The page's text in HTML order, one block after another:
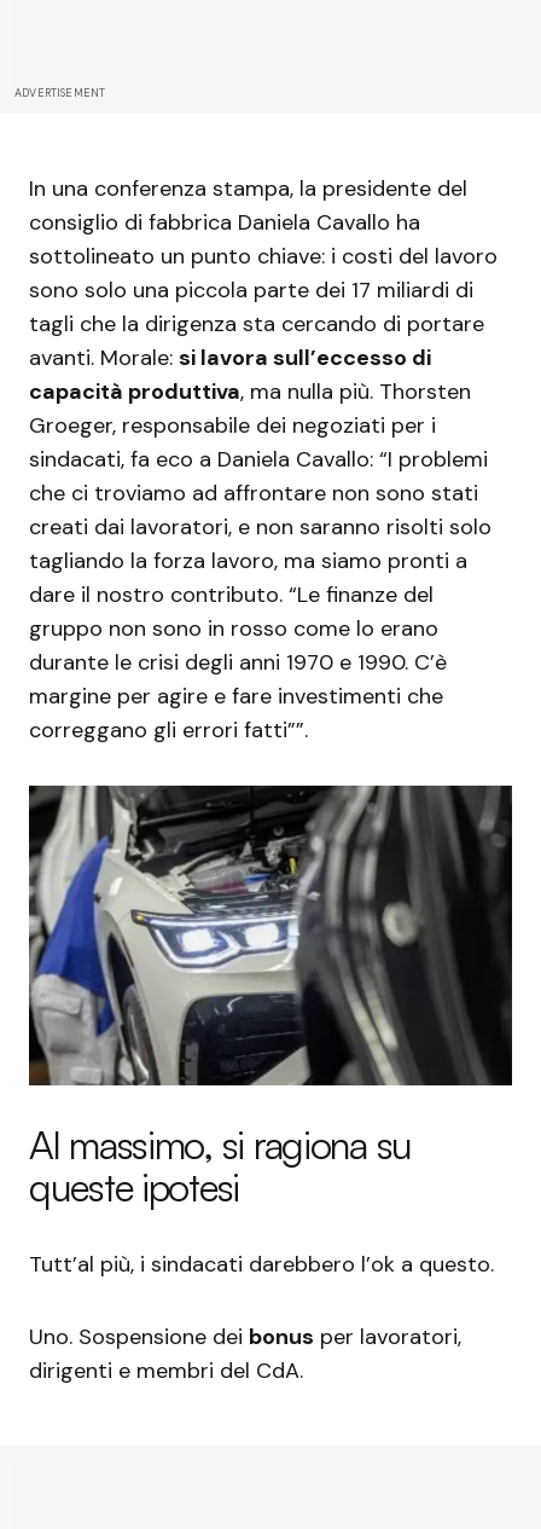
ADVERTISEMENT
In una conferenza stampa, la presidente del
consiglio di fabbrica Daniela Cavallo ha
sottolineato un punto chiave: i costi del lavoro
sono solo una piccola parte dei 17 miliardi di
tagli che la dirigenza sta cercando di portare
avanti. Morale: si lavora sull’eccesso di
capacità produttiva, ma nulla più. Thorsten
Groeger, responsabile dei negoziati per i
sindacati, fa eco a Daniela Cavallo: “I problemi
che ci troviamo ad affrontare non sono stati
creati dai lavoratori, e non saranno risolti solo
tagliando la forza lavoro, ma siamo pronti a
dare il nostro contributo. “Le finanze del
gruppo non sono in rosso come lo erano
durante le crisi degli anni 1970 e 1990. C’è
margine per agire e fare investimenti che
correggano gli errori fatti””.
Al massimo, si ragiona su
queste ipotesi
Tutt’al più, i sindacati darebbero l’ok a questo.
Uno. Sospensione dei bonus per lavoratori,
dirigenti e membri del CdA.